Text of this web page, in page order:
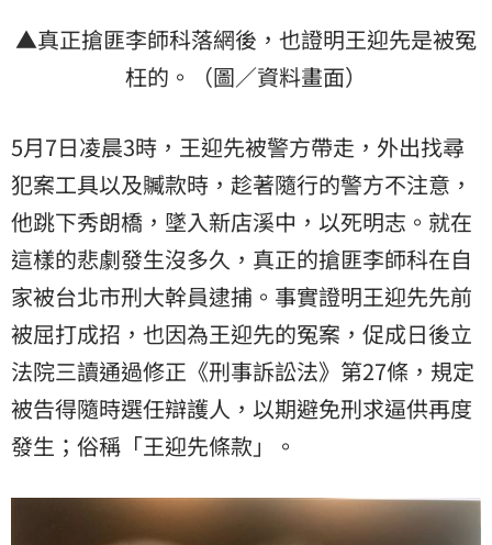
▲真正搶匪李師科落網後，也證明王迎先是被冤
枉的。（圖／資料畫面）
5月7日凌晨3時，王迎先被警方帶走，外出找尋
犯案工具以及贓款時，趁著隨行的警方不注意，
他跳下秀朗橋，墜入新店溪中，以死明志。就在
這樣的悲劇發生沒多久，真正的搶匪李師科在自
家被台北市刑大幹員逮捕。事實證明王迎先先前
被屈打成招，也因為王迎先的冤案，促成日後立
法院三讀通過修正《刑事訴訟法》第27條，規定
被告得隨時選任辯護人，以期避免刑求逼供再度
發生；俗稱「王迎先條款」。